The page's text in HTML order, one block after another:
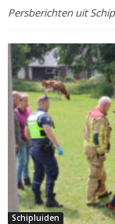
Persberichten uit
Schipluiden